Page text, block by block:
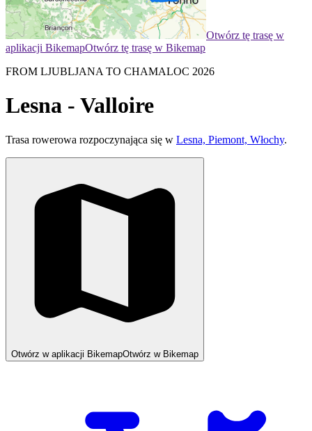
Otwórz tę trasę w
aplikacji BikemapOtwórz tę trasę w Bikemap
FROM LJUBLJANA TO CHAMALOC 2026
Lesna - Valloire
Trasa rowerowa rozpoczynająca się w Lesna, Piemont, Włochy.
Otwórz w aplikacji BikemapOtwórz w Bikemap